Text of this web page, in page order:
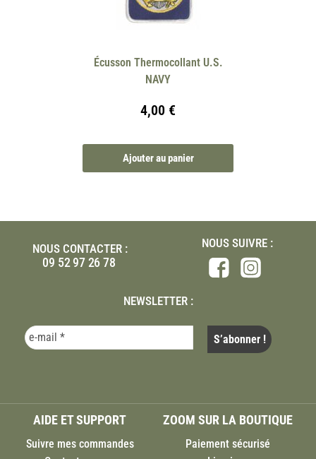
Écusson Thermocollant U.S.
NAVY
4,00 €
Ajouter au panier
NOUS CONTACTER :
09 52 97 26 78
NOUS SUIVRE :
NEWSLETTER :
AIDE ET SUPPORT
Suivre mes commandes
ZOOM SUR LA BOUTIQUE
Paiement sécurisé